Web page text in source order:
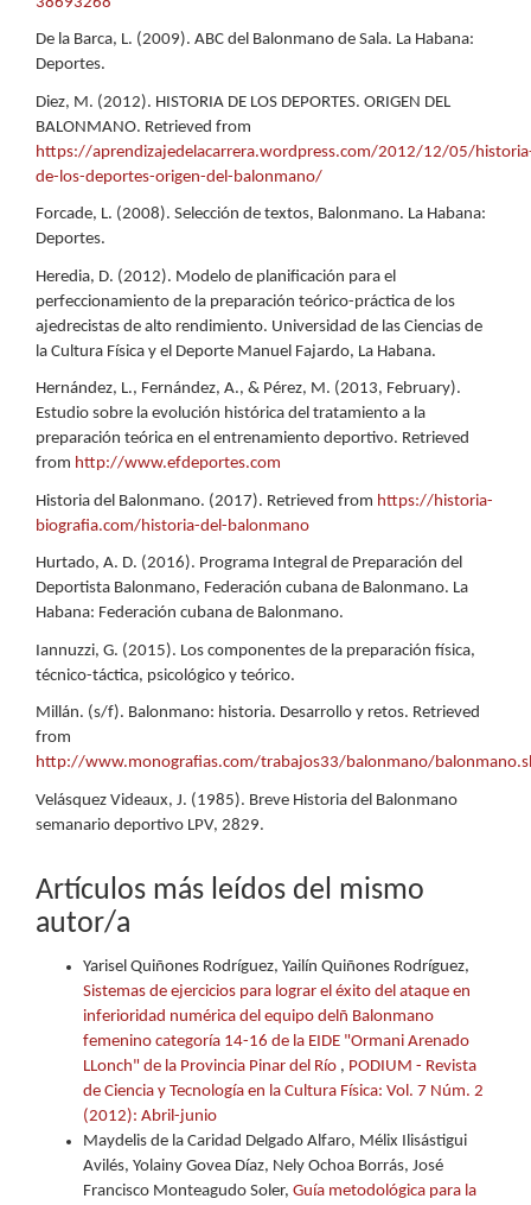
De la Barca, L. (2009). ABC del Balonmano de Sala. La Habana:
Deportes.
Diez, M. (2012). HISTORIA DE LOS DEPORTES. ORIGEN DEL
BALONMANO. Retrieved from
https://aprendizajedelacarrera.wordpress.com/2012/12/05/
de-los-deportes-origen-del-balonmano/
Forcade, L. (2008). Selección de textos, Balonmano. La Habana:
Deportes.
Heredia, D. (2012). Modelo de planificación para el
perfeccionamiento de la preparación teórico-práctica de los
ajedrecistas de alto rendimiento. Universidad de las Ciencias de
la Cultura Física y el Deporte Manuel Fajardo, La Habana.
Hernández, L., Fernández, A., & Pérez, M. (2013, February).
Estudio sobre la evolución histórica del tratamiento a la
preparación teórica en el entrenamiento deportivo. Retrieved
from http://www.efdeportes.com
Historia del Balonmano. (2017). Retrieved from https://historia-
biografia.com/historia-del-balonmano
Hurtado, A. D. (2016). Programa Integral de Preparación del
Deportista Balonmano, Federación cubana de Balonmano. La
Habana: Federación cubana de Balonmano.
Iannuzzi, G. (2015). Los componentes de la preparación física,
técnico-táctica, psicológico y teórico.
Millán. (s/f). Balonmano: historia. Desarrollo y retos. Retrieved
from
http://www.monografias.com/trabajos33/balonmano/
Velásquez Videaux, J. (1985). Breve Historia del Balonmano
semanario deportivo LPV, 2829.
Artículos más leídos del mismo
autor/a
Yarisel Quiñones Rodríguez, Yailín Quiñones Rodríguez,
Sistemas de ejercicios para lograr el éxito del ataque en
inferioridad numérica del equipo delñ Balonmano
femenino categoría 14-16 de la EIDE "Ormani Arenado
LLonch" de la Provincia Pinar del Río , PODIUM - Revista
de Ciencia y Tecnología en la Cultura Física: Vol. 7 Núm. 2
(2012): Abril-junio
Maydelis de la Caridad Delgado Alfaro, Mélix Ilisástigui
Avilés, Yolainy Govea Díaz, Nely Ochoa Borrás, José
Francisco Monteagudo Soler, Guía metodológica para la